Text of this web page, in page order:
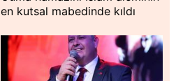
en kutsal mabedinde kıldı